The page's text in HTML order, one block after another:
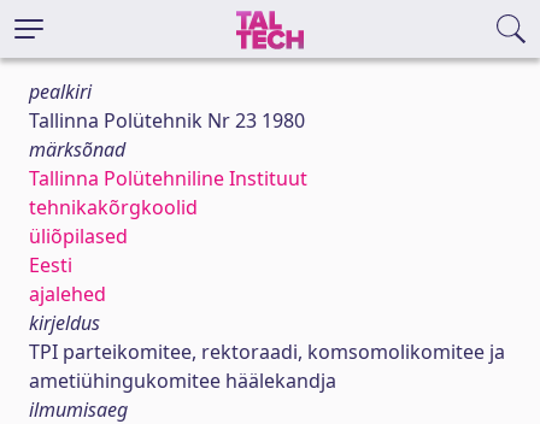
pealkiri
Tallinna Polütehnik Nr 23 1980
märksõnad
Tallinna Polütehniline Instituut
tehnikakõrgkoolid
üliõpilased
Eesti
ajalehed
kirjeldus
TPI parteikomitee, rektoraadi, komsomolikomitee ja
ametiühingukomitee häälekandja
ilmumisaeg